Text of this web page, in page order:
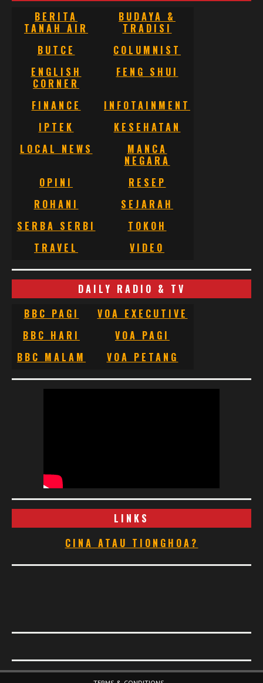
BERITA
TANAH AIR
BUDAYA &
TRADISI
BUTCE
COLUMNIST
ENGLISH
CORNER
FENG SHUI
FINANCE
INFOTAINMENT
IPTEK
KESEHATAN
LOCAL NEWS
MANCA
NEGARA
OPINI
RESEP
ROHANI
SEJARAH
SERBA SERBI
TOKOH
TRAVEL
VIDEO
DAILY RADIO & TV
BBC PAGI
VOA EXECUTIVE
BBC HARI
VOA PAGI
BBC MALAM
VOA PETANG
LINKS
CINA ATAU TIONGHOA?